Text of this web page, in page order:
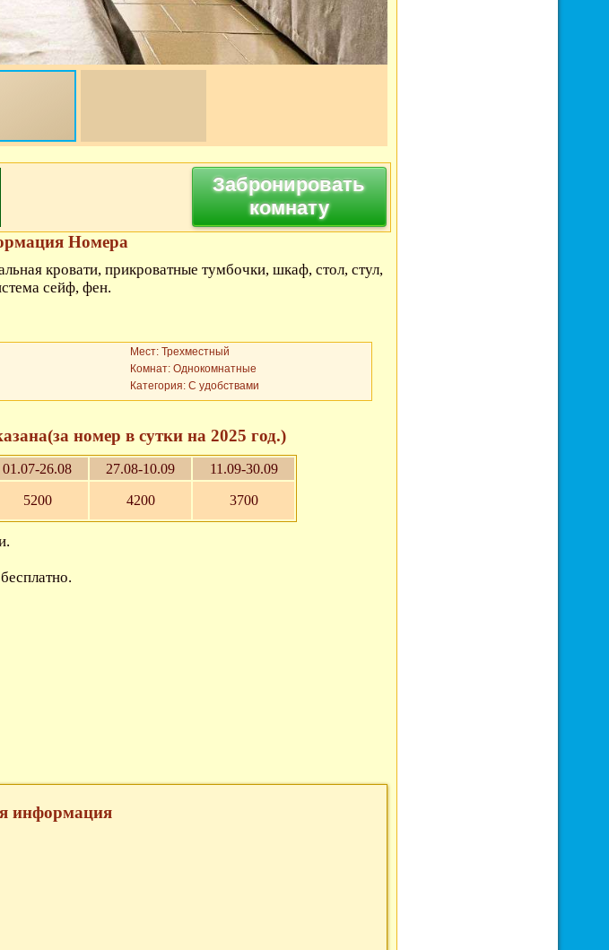
Забронировать
комнату
Номера
кровати, прикроватные тумбочки, шкаф, стол, стул,
сейф, фен.
Мест: Трехместный
Комнат: Однокомнатные
Категория: С удобствами
номер в сутки на 2025 год.)
01.07-26.08 27.08-10.09
11.09-30.09
5200 4200 3700
информация